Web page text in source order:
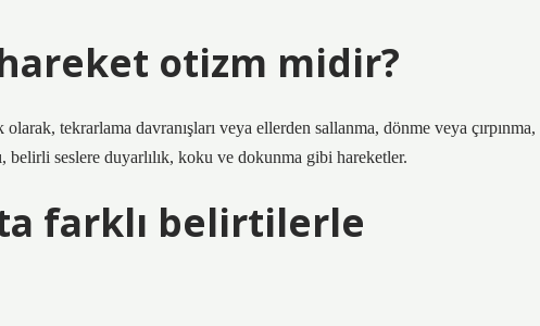
otizm midir?
tekrarlama davranışları veya ellerden sallanma, dönme veya çırpınma,
belirli seslere duyarlılık, koku ve dokunma gibi hareketler.
farklı belirtilerle